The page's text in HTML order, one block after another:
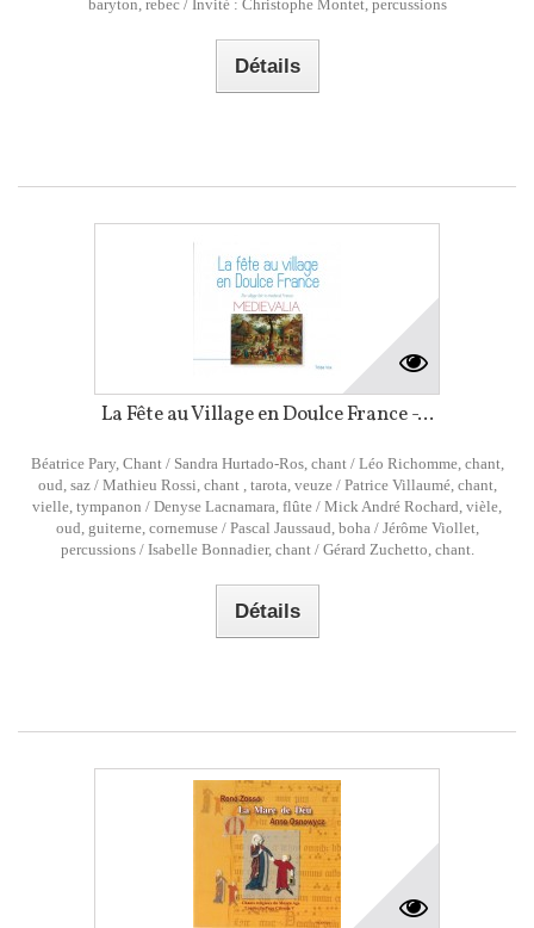
baryton, rebec / Invité : Christophe Montet, percussions
Détails
La Fête au Village en Doulce France -...
Béatrice Pary, Chant / Sandra Hurtado-Ros, chant / Léo Richomme, chant,
oud, saz / Mathieu Rossi, chant , tarota, veuze / Patrice Villaumé, chant,
vielle, tympanon / Denyse Lacnamara, flûte / Mick André Rochard, vièle,
oud, guiterne, cornemuse / Pascal Jaussaud, boha / Jérôme Viollet,
percussions / Isabelle Bonnadier, chant / Gérard Zuchetto, chant.
Détails